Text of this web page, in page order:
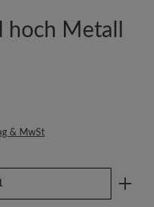
hoch Metall
& MwSt
Wert ein